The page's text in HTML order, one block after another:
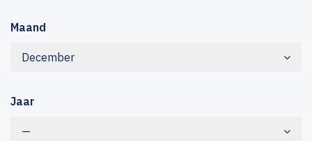
Maand
December
Jaar
—